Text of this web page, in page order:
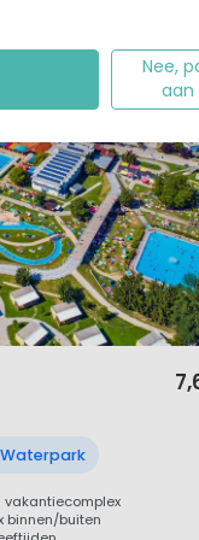
Waterpark
binnen/buiten
Nee,
aan